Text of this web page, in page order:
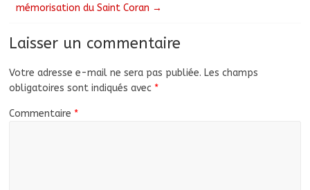
mémorisation du Saint Coran →
Laisser un commentaire
Votre adresse e-mail ne sera pas publiée. Les champs
obligatoires sont indiqués avec *
Commentaire *